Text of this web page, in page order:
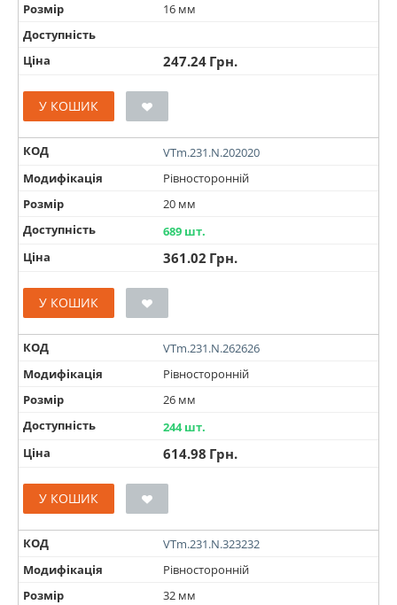
Розмір
16 мм
Доступність
Ціна
247.24 Грн.
У КОШИК
КОД
VTm.231.N.202020
Модифікація
Рівносторонній
Розмір
20 мм
Доступність
689 шт.
Ціна
361.02 Грн.
У КОШИК
КОД
VTm.231.N.262626
Модифікація
Рівносторонній
Розмір
26 мм
Доступність
244 шт.
Ціна
614.98 Грн.
У КОШИК
КОД
VTm.231.N.323232
Модифікація
Рівносторонній
Розмір
32 мм